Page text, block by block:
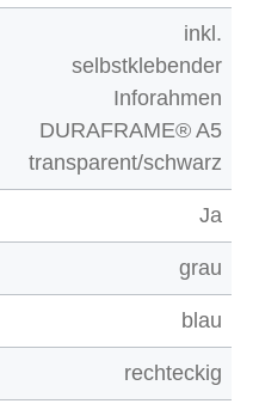
inkl.
selbstklebender
Inforahmen
DURAFRAME® A5
transparent/schwarz
Ja
grau
blau
rechteckig